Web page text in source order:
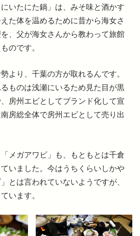
いたにた鍋」は、みそ味と酒かす
た体を温めるために昔から海女さ
、父が海女さんから教わって旅館
のです。
より、千葉の方が取れるんです。
ものは浅瀬にいるため見た目が黒
房州エビとしてブランド化して宣
房総全体で房州エビとして売り出
メガアワビ」も、もともとは千倉
いました。今はうちくらいしかや
とは言われていないようですが、
います。